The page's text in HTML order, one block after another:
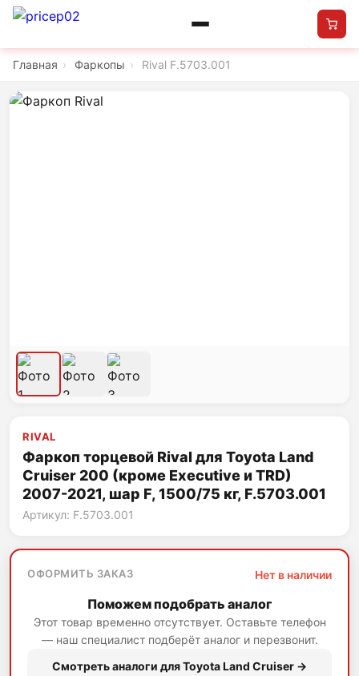
Главная › Фаркопы › Rival F.5703.001
RIVAL
Фаркоп торцевой Rival для Toyota Land
Cruiser 200 (кроме Executive и TRD)
2007-2021, шар F, 1500/75 кг, F.5703.001
Артикул: F.5703.001
ОФОРМИТЬ ЗАКАЗ Нет в наличии
Поможем подобрать аналог
Этот товар временно отсутствует. Оставьте телефон
— наш специалист подберёт аналог и перезвонит.
Смотреть аналоги для Toyota Land Cruiser →